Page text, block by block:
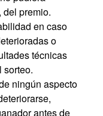
premio.
en caso
o
técnicas
sorteo.
ningún aspecto
antes de